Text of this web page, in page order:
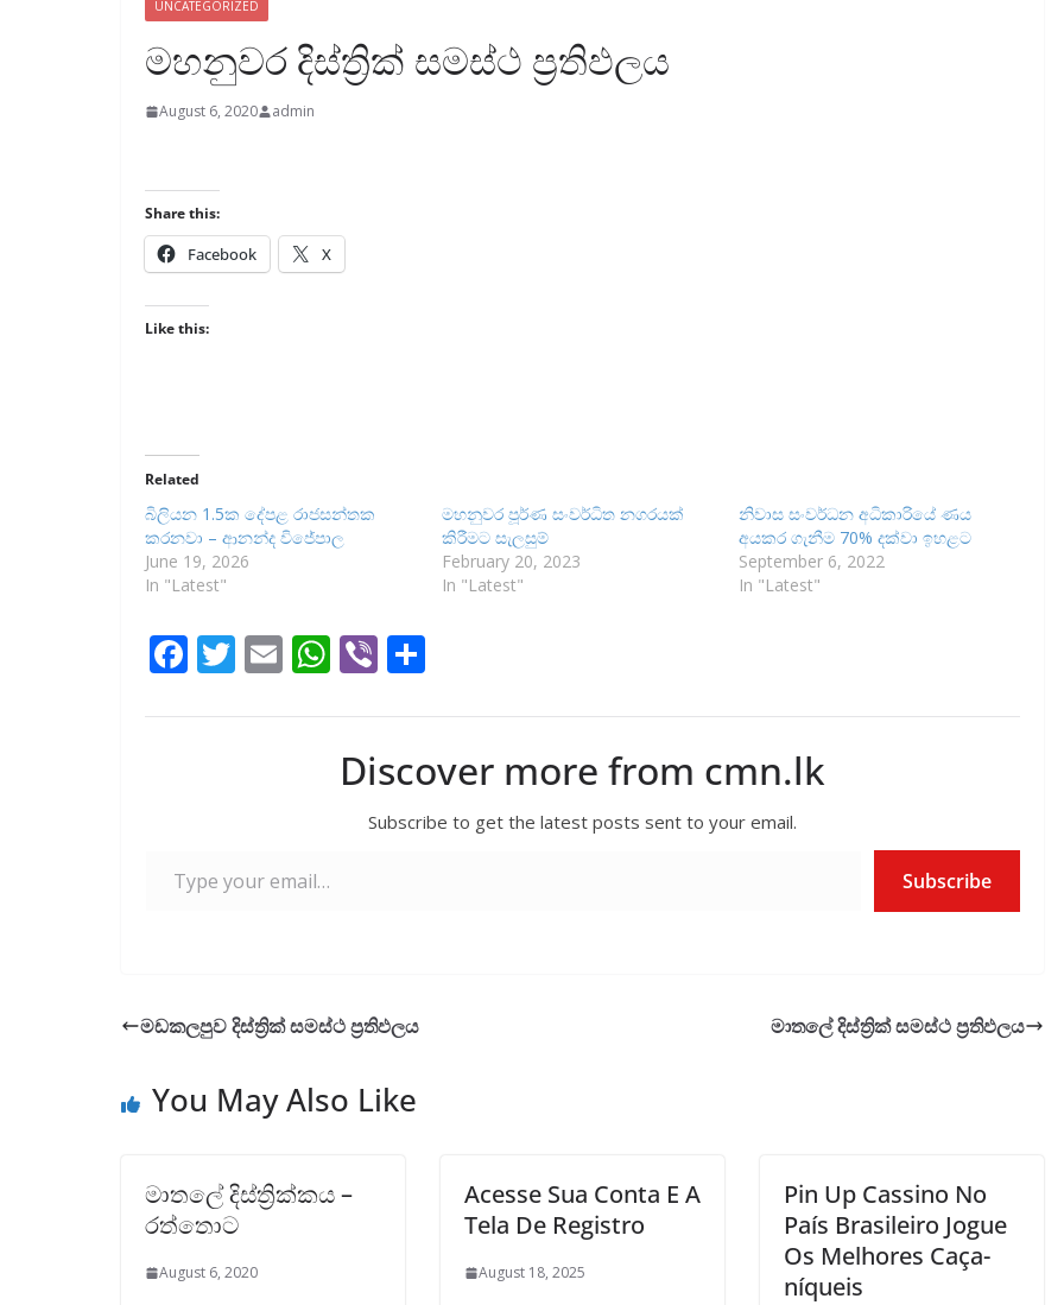
UNCATEGORIZED
මහනුවර දිස්ත්‍රික් සමස්ථ ප්‍රතිඵලය
August 6, 2020 admin
Share this:
Facebook X
Like this:
Related
බිලියන 1.5ක දේපළ රාජසන්තක
කරනවා – ආනන්ද විජේපාල
June 19, 2026
In "Latest"
මහනුවර පූර්ණ සංවර්ධිත නගරයක්
කිරීමට සැලසුම්
February 20, 2023
In "Latest"
නිවාස සංවර්ධන අධිකාරි‌යේ ණය
අයකර ගැනීම 70% දක්වා ඉහළට
September 6, 2022
In "Latest"
F
e
k
T
itt
E
ai
W
at
s
Vi
er ar
e
Discover more from cmn.lk
Subscribe to get the latest posts sent to your email.
Subscribe
මඩකලපුව දිස්ත්‍රික් සමස්ථ ප්‍රතිඵලය මාතලේ දිස්ත්‍රික් සමස්ථ ප්‍රතිඵලය
You May Also Like
මාතලේ දිස්ත්‍රික්කය –
රත්තොට
August 6, 2020
Acesse Sua Conta E A
Tela De Registro
August 18, 2025
Pin Up Cassino No
País Brasileiro Jogue
Os Melhores Caça-
níqueis